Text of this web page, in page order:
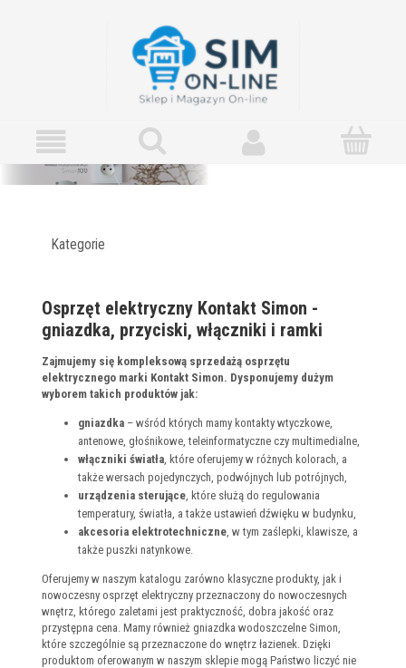
Kategorie
Osprzęt elektryczny Kontakt Simon -
gniazdka, przyciski, włączniki i ramki
Zajmujemy się kompleksową sprzedażą osprzętu
elektrycznego marki Kontakt Simon. Dysponujemy dużym
wyborem takich produktów jak:
gniazdka – wśród których mamy kontakty wtyczkowe,
antenowe, głośnikowe, teleinformatyczne czy multimedialne,
włączniki światła , które oferujemy w różnych kolorach, a
także wersach pojedynczych, podwójnych lub potrójnych,
urządzenia sterujące , które służą do regulowania
temperatury, światła, a także ustawień dźwięku w budynku,
akcesoria elektrotechniczne , w tym zaślepki, klawisze, a
także puszki natynkowe.
Oferujemy w naszym katalogu zarówno klasyczne produkty, jak i
nowoczesny osprzęt elektryczny przeznaczony do nowoczesnych
wnętrz, którego zaletami jest praktyczność, dobra jakość oraz
przystępna cena. Mamy również gniazdka wodoszczelne Simon,
które szczególnie są przeznaczone do wnętrz łazienek. Dzięki
produktom oferowanym w naszym sklepie mogą Państwo liczyć nie